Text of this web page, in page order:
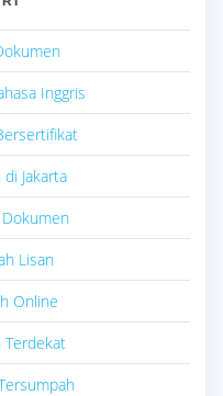
Inggris
Jakarta
Dokumen
Lisan
Online
Terdekat